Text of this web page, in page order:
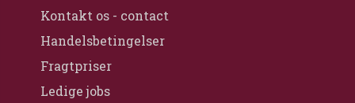
Kontakt os - contact
Handelsbetingelser
Fragtpriser
Ledige jobs